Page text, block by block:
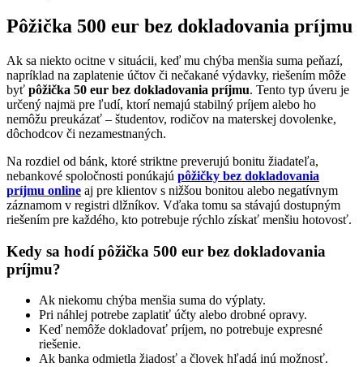
Pôžička 500 eur bez dokladovania príjmu
Ak sa niekto ocitne v situácii, keď mu chýba menšia suma peňazí,
napríklad na zaplatenie účtov či nečakané výdavky, riešením môže
byť pôžička 50 eur bez dokladovania príjmu. Tento typ úveru je
určený najmä pre ľudí, ktorí nemajú stabilný príjem alebo ho
nemôžu preukázať – študentov, rodičov na materskej dovolenke,
dôchodcov či nezamestnaných.
Na rozdiel od bánk, ktoré striktne preverujú bonitu žiadateľa,
nebankové spoločnosti ponúkajú pôžičky bez dokladovania
príjmu online aj pre klientov s nižšou bonitou alebo negatívnym
záznamom v registri dlžníkov. Vďaka tomu sa stávajú dostupným
riešením pre každého, kto potrebuje rýchlo získať menšiu hotovosť.
Kedy sa hodí pôžička 500 eur bez dokladovania
príjmu?
Ak niekomu chýba menšia suma do výplaty.
Pri náhlej potrebe zaplatiť účty alebo drobné opravy.
Keď nemôže dokladovať príjem, no potrebuje expresné
riešenie.
Ak banka odmietla žiadosť a človek hľadá inú možnosť.